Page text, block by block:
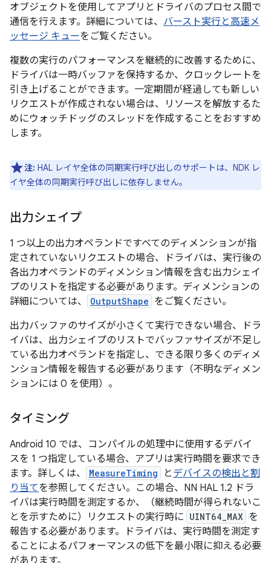
オブジェクトを使用してアプリとドライバのプロセス間で
通信を行えます。詳細については、 バースト実行と高速メ
ッセージ キューをご覧ください。
複数の実行のパフォーマンスを継続的に改善するために、
ドライバは一時バッファを保持するか、クロックレートを
引き上げることができます。一定期間が経過しても新しい
リクエストが作成されない場合は、リソースを解放するた
めにウォッチドッグのスレッドを作成することをおすすめ
します。
注: HAL レイヤ全体の同期実行呼び出しのサポートは、NDK レ
イヤ全体の同期実行呼び出しに依存しません。
出力シェイプ
1 つ以上の出力オペランドですべてのディメンションが指
定されていないリクエストの場合、ドライバは、実行後の
各出力オペランドのディメンション情報を含む出力シェイ
プのリストを指定する必要があります。ディメンションの
詳細については、
OutputShape をご覧ください。
出力バッファのサイズが小さくて実行できない場合、ドラ
イバは、出力シェイプのリストでバッファサイズが不足し
ている出力オペランドを指定し、できる限り多くのディメ
ンション情報を報告する必要があります（不明なディメン
ションには 0 を使用）。
タイミング
Android 10 では、コンパイルの処理中に使用するデバイ
スを 1 つ指定している場合、アプリは実行時間を要求でき
ます。詳しくは、
MeasureTiming と デバイスの検出と割
り当てを参照してください。この場合、NN HAL 1.2 ドラ
イバは実行時間を測定するか、（継続時間が得られないこ
とを示すために）リクエストの実行時に UINT64_MAX を
報告する必要があります。ドライバは、実行時間を測定す
ることによるパフォーマンスの低下を最小限に抑える必要